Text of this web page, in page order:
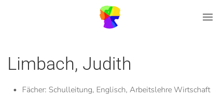
Zum Hauptinhalt springen
Limbach, Judith
Fächer: Schulleitung, Englisch, Arbeitslehre Wirtschaft